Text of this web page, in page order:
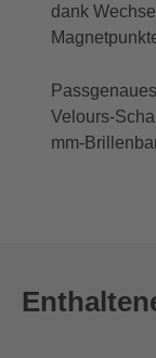
dank
Velours-
mm-